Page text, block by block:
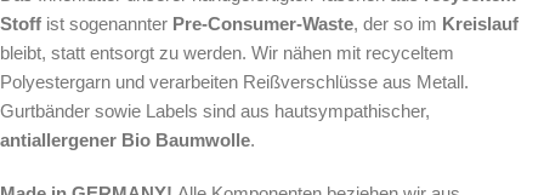
Stoff ist sogenannter Pre-Consumer-Waste, der so im Kreislauf
bleibt, statt entsorgt zu werden. Wir nähen mit recyceltem
Polyestergarn und verarbeiten Reißverschlüsse aus Metall.
Gurtbänder sowie Labels sind aus hautsympathischer,
antiallergener Bio Baumwolle.